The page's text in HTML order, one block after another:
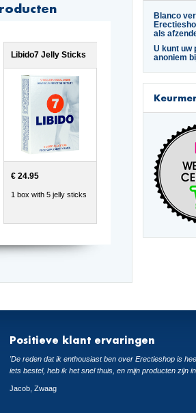
Libido7 Jelly Sticks
€ 24.95
1 box with 5 jelly sticks
Blanco
als
U kunt uw
anoniem
Positieve klant ervaringen
'De reden dat ik enthousiast ben over Erectieshop is
iets bestel, heb ik het snel thuis, en mijn producten zijn
Jacob, Zwaag